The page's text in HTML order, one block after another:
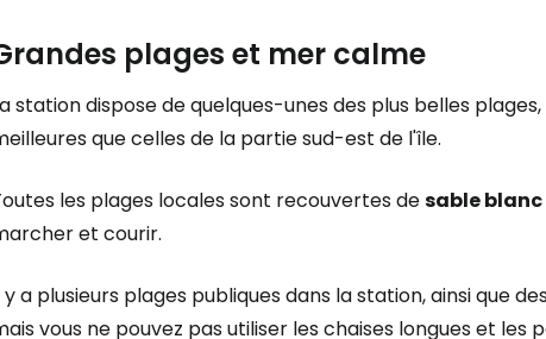
plages et mer calme
station dispose de quelques-unes des plus belles
que celles de la partie sud-est de l'île.
les plages locales sont recouvertes desable
et courir.
y a plusieurs plages publiques dans la station, ainsi que
vous ne pouvez pas utiliser les chaises longues et